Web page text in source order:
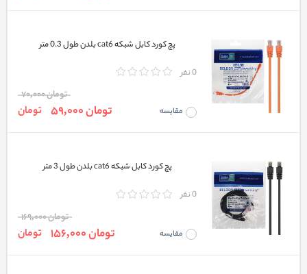
پچ کورد کابل شبکه cat6 بلدن طول 0.3 متر
0 نفر
مقایسه
تومان 70,000
تومان 59,000 تومان
پچ کورد کابل شبکه cat6 بلدن طول 3 متر
0 نفر
مقایسه
تومان 169,000
تومان 156,000 تومان